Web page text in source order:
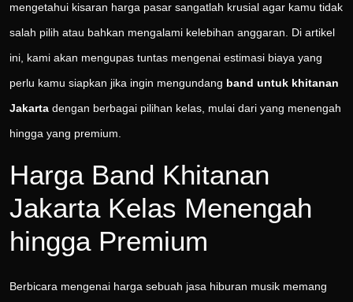
mengetahui kisaran harga pasar sangatlah krusial agar kamu tidak
salah pilih atau bahkan mengalami kelebihan anggaran. Di artikel
ini, kami akan mengupas tuntas mengenai estimasi biaya yang
perlu kamu siapkan jika ingin mengundang band untuk khitanan
Jakarta dengan berbagai pilihan kelas, mulai dari yang menengah
hingga yang premium.
Harga Band Khitanan
Jakarta Kelas Menengah
hingga Premium
Berbicara mengenai harga sebuah jasa hiburan musik memang